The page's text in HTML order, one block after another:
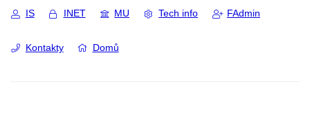
IS INET MU Tech info FAdmin
Kontakty Domů